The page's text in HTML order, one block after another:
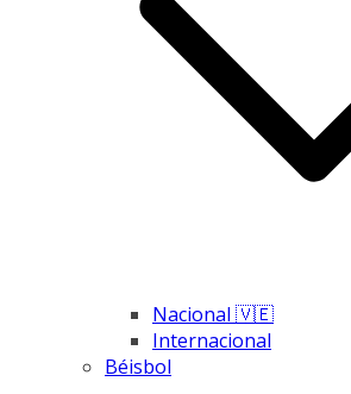
Nacional 🇻🇪
Internacional
Béisbol